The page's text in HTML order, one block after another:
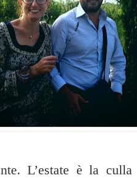
L’estate è la